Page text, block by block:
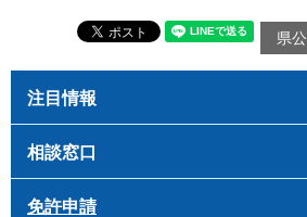
県
注目情報
相談窓口
免許申請